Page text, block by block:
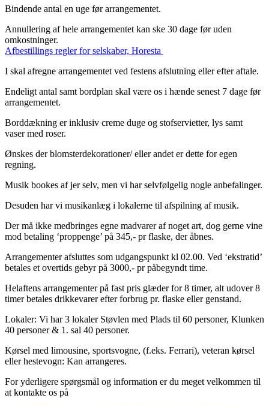
Bindende antal en uge før arrangementet.
Annullering af hele arrangementet kan ske 30 dage før uden
omkostninger.
Afbestillings regler for selskaber, Horesta
I skal afregne arrangementet ved festens afslutning eller efter aftale.
Endeligt antal samt bordplan skal være os i hænde senest 7 dage før
arrangementet.
Borddækning er inklusiv creme duge og stofservietter, lys samt
vaser med roser.
Ønskes der blomsterdekorationer/ eller andet er dette for egen
regning.
Musik bookes af jer selv, men vi har selvfølgelig nogle anbefalinger.
Desuden har vi musikanlæg i lokalerne til afspilning af musik.
Der må ikke medbringes egne madvarer af noget art, dog gerne vine
mod betaling ‘proppenge’ på 345,- pr flaske, der åbnes.
Arrangementer afsluttes som udgangspunkt kl 02.00. Ved ‘ekstratid’
betales et overtids gebyr på 3000,- pr påbegyndt time.
Helaftens arrangementer på fast pris glæder for 8 timer, alt udover 8
timer betales drikkevarer efter forbrug pr. flaske eller genstand.
Lokaler: Vi har 3 lokaler Støvlen med Plads til 60 personer, Klunken
40 personer & 1. sal 40 personer.
Kørsel med limousine, sportsvogne, (f.eks. Ferrari), veteran kørsel
eller hestevogn: Kan arrangeres.
For yderligere spørgsmål og information er du meget velkommen til
at kontakte os på